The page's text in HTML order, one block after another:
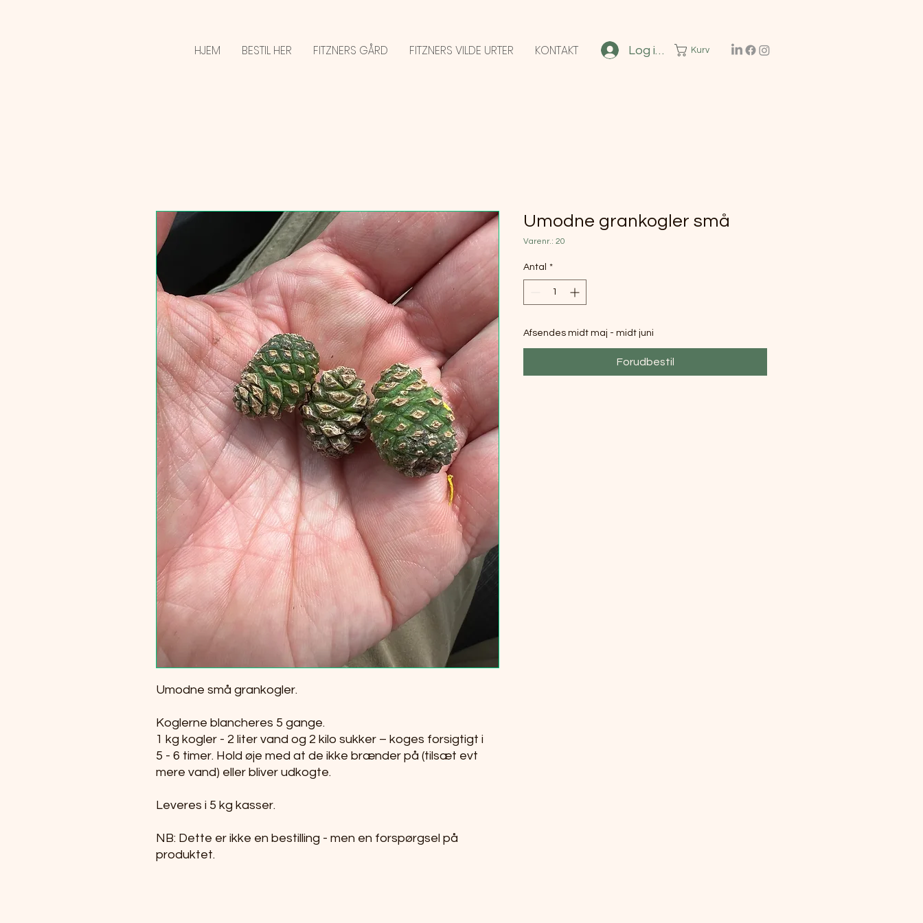
HJEM BESTIL HER FITZNERS GÅRD FITZNERS VILDE URTER KONTAKT Log ind Kurv
Umodne små grankogler.
Koglerne blancheres 5 gange.
1 kg kogler - 2 liter vand og 2 kilo sukker – koges forsigtigt i
5 - 6 timer. Hold øje med at de ikke brænder på (tilsæt evt
mere vand) eller bliver udkogte.
Leveres i 5 kg kasser.
NB: Dette er ikke en bestilling - men en forspørgsel på
produktet.
Umodne grankogler små
Varenr.: 20
Antal *
Afsendes midt maj - midt juni
Forudbestil